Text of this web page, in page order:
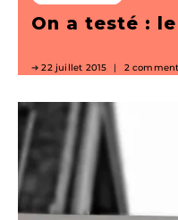
On a testé :
22 juillet 2015 2